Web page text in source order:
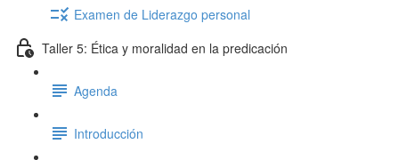
Examen de Liderazgo personal
Taller 5: Ética y moralidad en la predicación
Agenda
Introducción